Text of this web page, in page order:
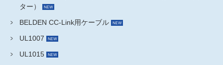
ター）
BELDEN CC-Link用ケーブル
UL1007
UL1015